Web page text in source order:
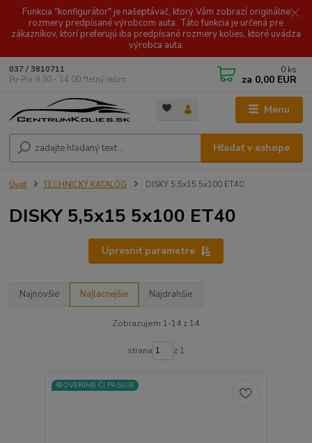
Funkcia "konfigurátor" je našeptávač, ktorý Vám zobrazí originálne
rozmery predpísané výrobcom auta. Táto funkcia je určená pre
zákazníkov, ktorí preferujú iba predpísané rozmery kolies, ktoré uvádza
výrobca auta.
Menu
Hľadať v eshope
037 / 3810711
Po-Pia 9.30 - 14.00 *letný režim
0 ks
za 0,00 EUR
Úvod TECHNICKÝ KATALÓG DISKY 5,5x15 5x100 ET40
DISKY 5,5x15 5x100 ET40
Upresniť parametre
Najnovšie Najlacnejšie Najdrahšie
Zobrazujem 1-14 z 14
strana z 1
⚙️OVERÍME ČI PASUJE